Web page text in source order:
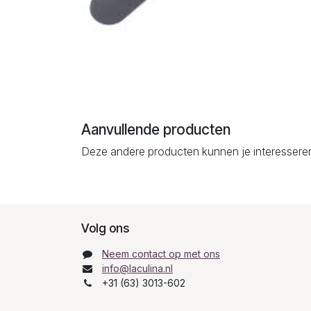
Aanvullende producten
Deze andere producten kunnen je
Volg ons
Neem contact op met ons
info@laculina.nl
+31 (63) 3013-602